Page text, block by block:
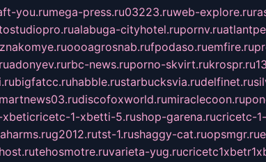
you.rumega-press.ru03223.ruweb-explore.ru
alabuga-cityhotel.rupornv.ru
oooagrosnab.rufpodaso.ruemfire.ru
adonyev.rurbc-news.ruporno-skvirt.rukrospr.ru
bigfatcc.ruhabble.rustarbucksvia.rudelfinet.ru
discofoxworld.rumiraclecoon.ru
xbeticricetc-1-xbetti-5.rushop-garena.rucricetc-
g2012.rutst-1.rushaggy-cat.ruopsmgr.ru
tehosmotre.ruvarieta-yug.ru